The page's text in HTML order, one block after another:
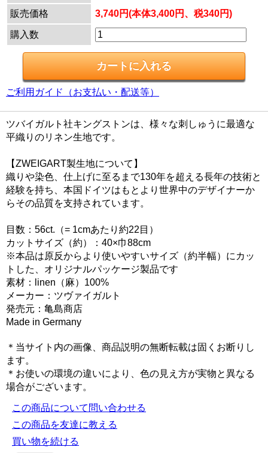
販売価格
3,740円(本体3,400円、税340円)
購入数
ご利用ガイド（お支払い・配送等）
ツバイガルト社キングストンは、様々な刺しゅうに最適な
平織りのリネン生地です。
【ZWEIGART製生地について】
織りや染色、仕上げに至るまで130年を超える長年の技術と
経験を持ち、本国ドイツはもとより世界中のデザイナーか
らその品質を支持されています。
目数：56ct.（= 1cmあたり約22目）
カットサイズ（約）：40×巾88cm
※本品は原反からより使いやすいサイズ（約半幅）にカッ
トした、オリジナルパッケージ製品です
素材：linen（麻）100%
メーカー：ツヴァイガルト
発売元：亀島商店
Made in Germany
＊当サイト内の画像、商品説明の無断転載は固くお断りし
ます。
＊お使いの環境の違いにより、色の見え方が実物と異なる
場合がございます。
この商品について問い合わせる
この商品を友達に教える
買い物を続ける